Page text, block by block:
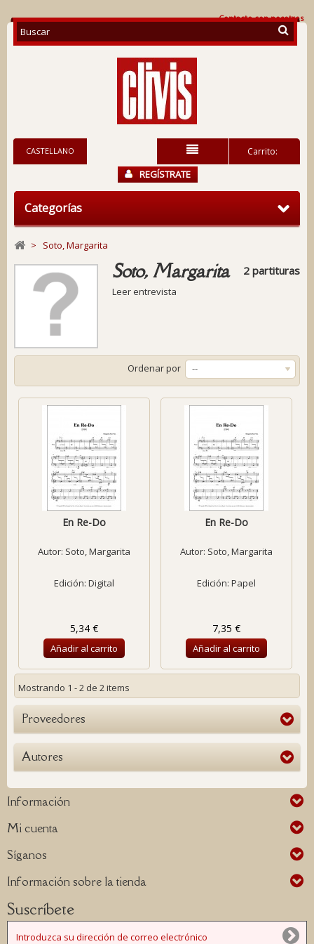
Contacte con nosotros
Carrito:
CASTELLANO
REGÍSTRATE
Categorías
> Soto, Margarita
Soto, Margarita 2 partituras
Leer entrevista
Ordenar por --
En Re-Do
Autor: Soto, Margarita
Edición: Digital
5,34 €
Añadir al carrito
En Re-Do
Autor: Soto, Margarita
Edición: Papel
7,35 €
Añadir al carrito
Mostrando 1 - 2 de 2 items
Proveedores
Autores
Información
Mi cuenta
Síganos
Información sobre la tienda
Suscríbete